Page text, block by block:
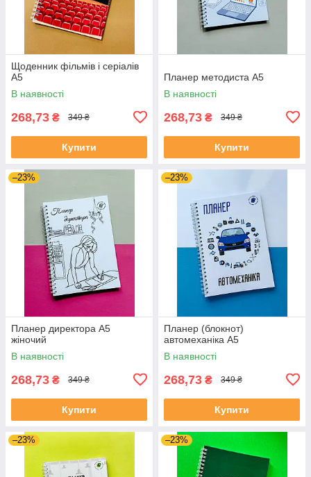
Щоденник фільмів і серіалів
А5
В наявності
268,73 ₴ 349 ₴
Купити
Планер методиста А5
В наявності
268,73 ₴ 349 ₴
Купити
–23%
Планер директора А5
жіночий
В наявності
268,73 ₴ 349 ₴
Купити
–23%
Планер (блокнот)
автомеханіка А5
В наявності
268,73 ₴ 349 ₴
Купити
–23% –23%